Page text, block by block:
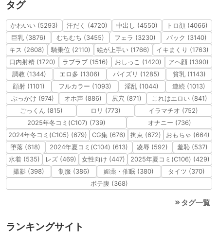
タグ
かわいい (5293) 汗だく (4720) 中出し (4550)
トロ顔 (4066)
巨乳 (3876)
むちむち (3455) フェラ (3230)
バック (3140)
キス (2608)
騎乗位 (2110) 絵が上手い (1766)
イキまくり (1763)
口内射精 (1720)
ラブラブ (1516) おしっこ (1420)
アヘ顔 (1390)
調教 (1344)
エロ多 (1306) パイズリ (1285)
貧乳 (1143)
顔射 (1101)
フルカラー (1093) 淫乱 (1044)
連続 (1013)
ぶっかけ (974)
オホ声 (886) 尻穴 (871)
これはエロい (841)
ごっくん (815)
ロリ (773)
イラマチオ (752)
2025年冬コミ(C107) (739)
オナニー (736)
2024年冬コミ(C105) (679)
CG集 (676) 拘束 (672)
おもちゃ (664)
堕落 (618)
2024年夏コミ(C104) (613) 凌辱 (592)
羞恥 (537)
水着 (535)
レズ (469) 女性向け (447)
2025年夏コミ(C106) (429)
撮影 (398)
制服 (386) 媚薬・催眠 (380)
タイツ (370)
ボテ腹 (368)
タグ一覧
ランキングサイト